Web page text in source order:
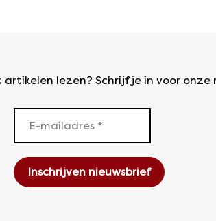
lezen? Schrijf je in voor onze